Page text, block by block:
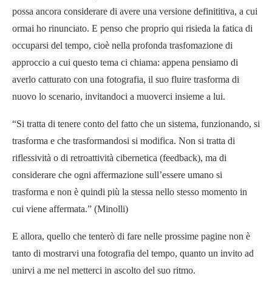
possa ancora considerare di avere una versione definititiva, a cui
ormai ho rinunciato. E penso che proprio qui risieda la fatica di
occuparsi del tempo, cioè nella profonda trasfomazione di
approccio a cui questo tema ci chiama: appena pensiamo di
averlo catturato con una fotografia, il suo fluire trasforma di
nuovo lo scenario, invitandoci a muoverci insieme a lui.
“Si tratta di tenere conto del fatto che un sistema, funzionando, si
trasforma e che trasformandosi si modifica. Non si tratta di
riflessività o di retroattività cibernetica (feedback), ma di
considerare che ogni affermazione sull’essere umano si
trasforma e non è quindi più la stessa nello stesso momento in
cui viene affermata.” (Minolli)
E allora, quello che tenterò di fare nelle prossime pagine non è
tanto di mostrarvi una fotografia del tempo, quanto un invito ad
unirvi a me nel metterci in ascolto del suo ritmo.